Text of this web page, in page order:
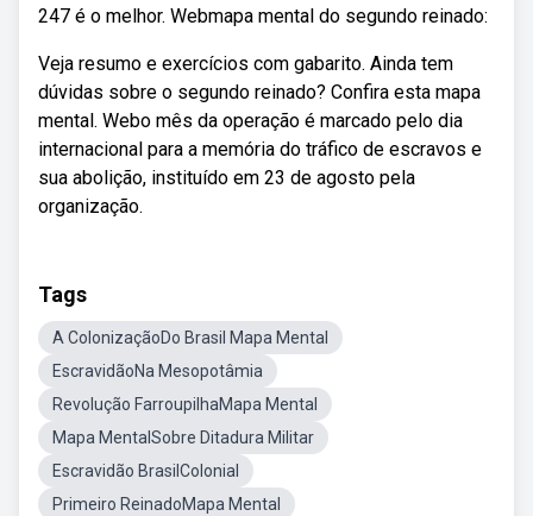
247 é o melhor. Webmapa mental do segundo reinado:
Veja resumo e exercícios com gabarito. Ainda tem
dúvidas sobre o segundo reinado? Confira esta mapa
mental. Web‌o mês da operação é marcado pelo dia
internacional para a memória do tráfico de escravos e
sua abolição, instituído em 23 de agosto pela
organização.
Tags
A ColonizaçãoDo Brasil Mapa Mental
EscravidãoNa Mesopotâmia
Revolução FarroupilhaMapa Mental
Mapa MentalSobre Ditadura Militar
Escravidão BrasilColonial
Primeiro ReinadoMapa Mental